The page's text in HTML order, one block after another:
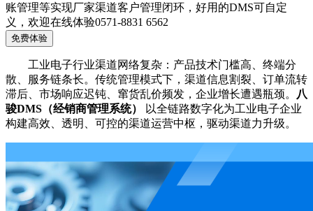
账管理等实现厂家渠道客户管理闭环，好用的DMS可自定
义，欢迎在线体验0571-8831 6562
免费体验
工业电子行业渠道网络复杂：产品技术门槛高、终端分
散、服务链条长。传统管理模式下，渠道信息割裂、订单流转
滞后、市场响应迟钝、窜货乱价频发，企业增长遭遇瓶颈。
八
骏DMS（经销商管理系统）
以全链路数字化为工业电子企业
构建高效、透明、可控的渠道运营中枢，驱动渠道力升级。